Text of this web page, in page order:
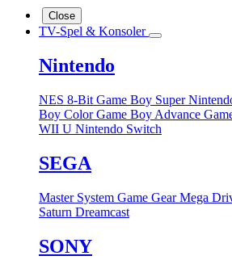
Close
TV-Spel & Konsoler
Nintendo
NES 8-Bit Game Boy Super
Boy ColorGame Boy Advance
WII U Nintendo Switch
SEGA
Master System Game GearMega
Saturn Dreamcast
SONY